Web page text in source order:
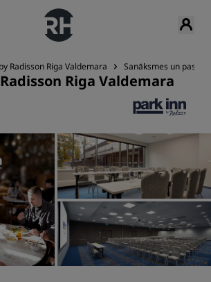
Radisson Riga Valdemara Sanāksmes un
Riga Valdemara